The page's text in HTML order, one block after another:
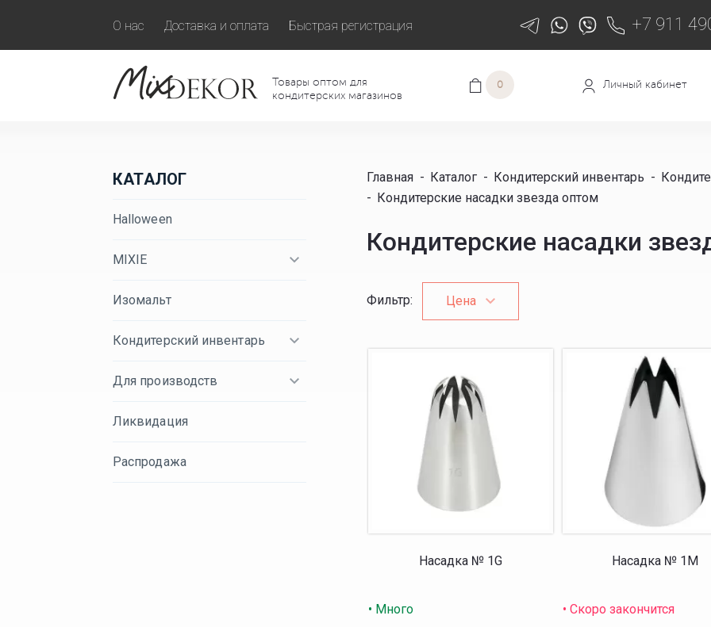
О нас Доставка и оплата Быстрая регистрация +7 911
Товары оптом для
кондитерских магазинов
0 Личный кабинет
КАТАЛОГ
Halloween
MIXIE
Изомальт
Кондитерский инвентарь
Для производств
Ликвидация
Распродажа
Главная - Каталог - Кондитерский инвентарь -
- Кондитерские насадки звезда оптом
Кондитерские насадки
Фильтр: Цена
Насадка № 1G
• Много
Насадка № 1M
• Скоро закончится